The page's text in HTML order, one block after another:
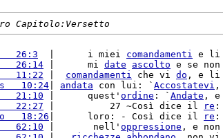
Capitolo:Versetto
26:3
  |      i miei
comandamenti e li
26:14 |      mi date ascolto e se non
11:22 comandamenti che vi do , e li
10:24 andata con lui: ` Accostatevi ,
21:10 |      quest' ordine : ` Andate , e
22:27 |          27 ~Così dice il re :
18:26 |      loro: - Così dice il re :
62:10 |       nell' oppressione , e non